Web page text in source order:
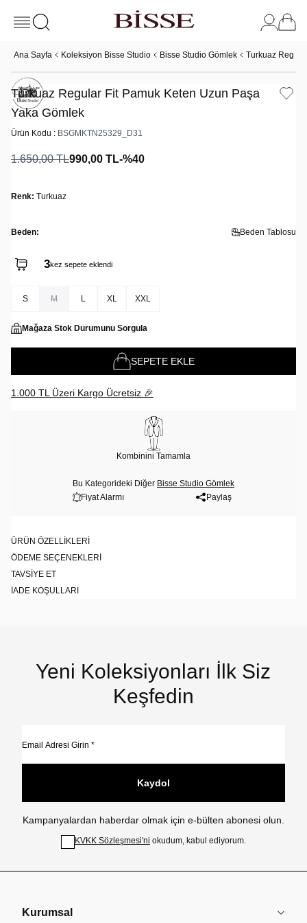
Ana Sayfa Koleksiyon Bisse Studio Bisse Studio Gömlek Turkuaz
Turkuaz Regular Fit Pamuk Keten Uzun Paşa
Yaka Gömlek
Ürün Kodu : BSGMKTN25329_D31
1.650,00TL990,00 TL-%40
Renk: Turkuaz
Beden: Beden Tablosu
3kez sepete eklendi
S M L XL XXL
Mağaza Stok Durumunu Sorgula
SEPETE EKLE
1.000 TL Üzeri Kargo Ücretsiz 🎉
Kombinini Tamamla
Bu Kategorideki Diğer Bisse Studio Gömlek
Fiyat Alarmı
Paylaş
ÜRÜN ÖZELLIKLERI
ÖDEME SEÇENEKLERI
TAVSIYE ET
İADE KOŞULLARI
Yeni Koleksiyonları İlk Siz
Keşfedin
Kaydol
Kampanyalardan haberdar olmak için e-bülten abonesi olun.
KVKK Sözleşmesi'ni okudum, kabul ediyorum.
Kurumsal